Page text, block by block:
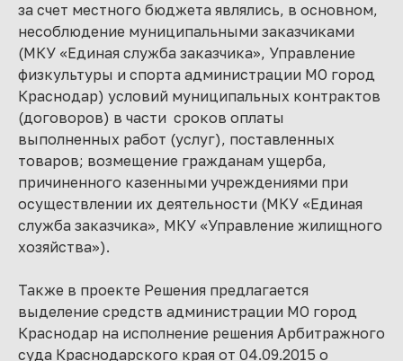
за счет местного бюджета являлись, в основном,
несоблюдение муниципальными заказчиками
(МКУ «Единая служба заказчика», Управление
физкультуры и спорта администрации МО город
Краснодар) условий муниципальных контрактов
(договоров) в части сроков оплаты
выполненных работ (услуг), поставленных
товаров; возмещение гражданам ущерба,
причиненного казенными учреждениями при
осуществлении их деятельности (МКУ «Единая
служба заказчика», МКУ «Управление жилищного
хозяйства»).
Также в проекте Решения предлагается
выделение средств администрации МО город
Краснодар на исполнение решения Арбитражного
суда Краснодарского края от 04.09.2015 о